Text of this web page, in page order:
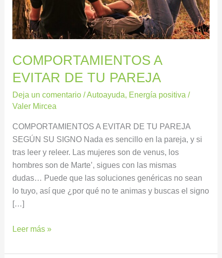
COMPORTAMIENTOS A
EVITAR DE TU PAREJA
Deja un comentario /Autoayuda Energía positiva /
Valer Mircea
COMPORTAMIENTOS A EVITAR DE TU PAREJA
SEGÚN SU SIGNO Nada es sencillo en la pareja, y si
tras leer y releer. Las mujeres son de venus, los
hombres son de Marte’, sigues con las mismas
dudas… Puede que las soluciones genéricas no sean
lo tuyo, así que ¿por qué no te animas y buscas el signo
[…]
Leer más »